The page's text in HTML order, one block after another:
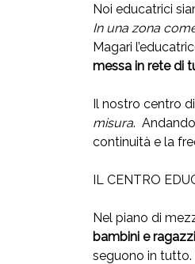
Noi educatrici
In una zona
Magari
messa in rete di
Il nostro centro
misura. Andando
continuità e la
IL CENTRO
Nel piano di
bambini e ragazzi
seguono in tutto.